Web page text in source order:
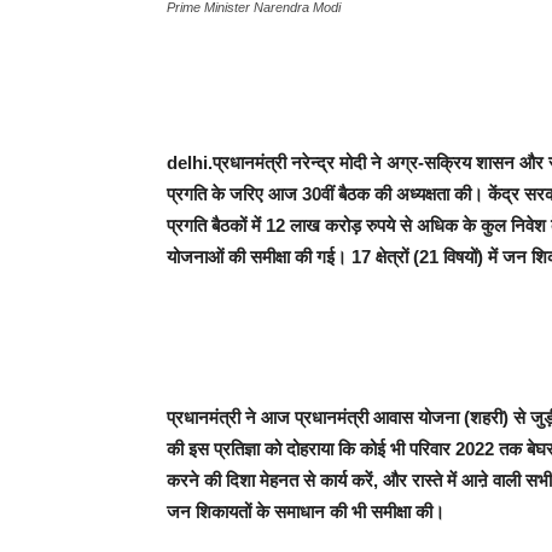
Prime Minister Narendra Modi
delhi.प्रधानमंत्री नरेन्द्र मोदी ने अग्र-सक्रिय शासन और
प्रगति के जरिए आज 30वीं बैठक की अध्यक्षता की। केंद्र
प्रगति बैठकों में 12 लाख करोड़ रुपये से अधिक के कुल निवेश
योजनाओं की समीक्षा की गई। 17 क्षेत्रों (21 विषयों) में जन
प्रधानमंत्री ने आज प्रधानमंत्री आवास योजना (शहरी) से
की इस प्रतिज्ञा को दोहराया कि कोई भी परिवार 2022 तक
करने की दिशा मेहनत से कार्य करें, और रास्ते में आऩे वाली
जन शिकायतों के समाधान की भी समीक्षा की।